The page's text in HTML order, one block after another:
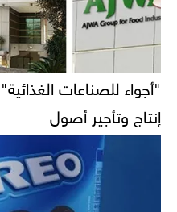
"أجواء للصناعات
إنتاج وتأجير أصول